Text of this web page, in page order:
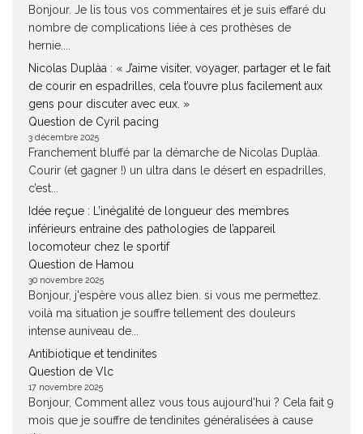
Bonjour. Je lis tous vos commentaires et je suis effaré du
nombre de complications liée à ces prothèses de
hernie....
Nicolas Duplàa : « J’aime visiter, voyager, partager et le fait
de courir en espadrilles, cela t’ouvre plus facilement aux
gens pour discuter avec eux. »
Question de Cyril pacing
3 décembre 2025
Franchement bluffé par la démarche de Nicolas Duplàa.
Courir (et gagner !) un ultra dans le désert en espadrilles,
c’est...
Idée reçue : L’inégalité de longueur des membres
inférieurs entraine des pathologies de l’appareil
locomoteur chez le sportif
Question de Hamou
30 novembre 2025
Bonjour, j'espère vous allez bien. si vous me permettez.
voilà ma situation je souffre tellement des douleurs
intense auniveau de...
Antibiotique et tendinites
Question de Vlc
17 novembre 2025
Bonjour, Comment allez vous tous aujourd'hui ? Cela fait 9
mois que je souffre de tendinites généralisées à cause